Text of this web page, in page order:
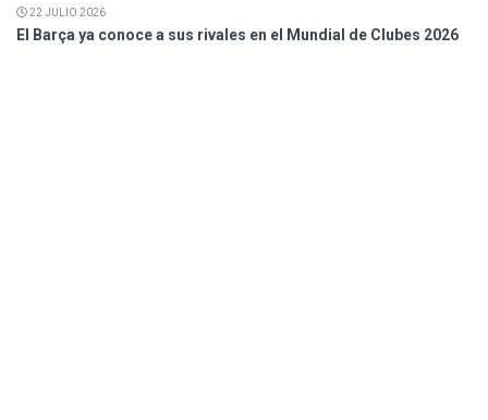
22 JULIO 2026
El Barça ya conoce a sus rivales en el Mundial de Clubes 2026